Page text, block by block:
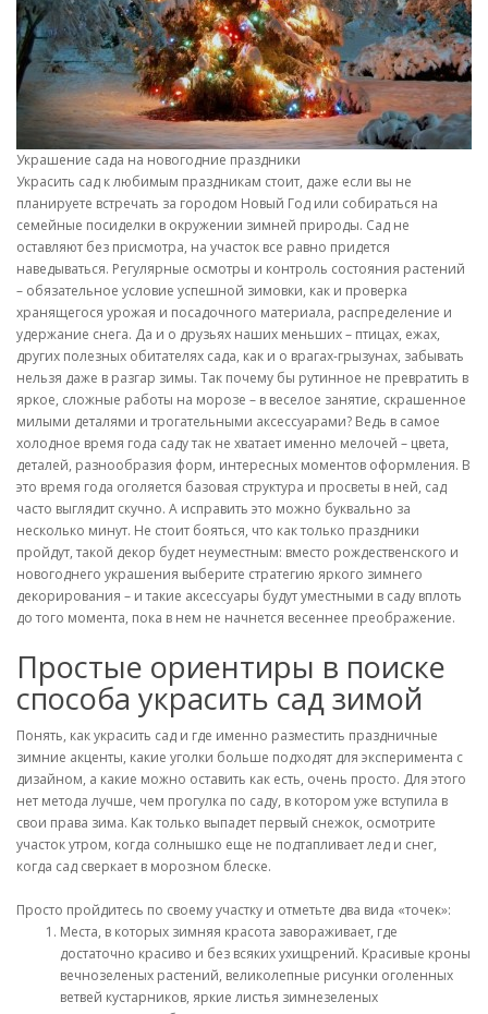
Украшение сада на новогодние праздники
Украсить сад к любимым праздникам стоит, даже если вы не
планируете встречать за городом Новый Год или собираться на
семейные посиделки в окружении зимней природы. Сад не
оставляют без присмотра, на участок все равно придется
наведываться. Регулярные осмотры и контроль состояния растений
– обязательное условие успешной зимовки, как и проверка
хранящегося урожая и посадочного материала, распределение и
удержание снега. Да и о друзьях наших меньших – птицах, ежах,
других полезных обитателях сада, как и о врагах-грызунах, забывать
нельзя даже в разгар зимы. Так почему бы рутинное не превратить в
яркое, сложные работы на морозе – в веселое занятие, скрашенное
милыми деталями и трогательными аксессуарами? Ведь в самое
холодное время года саду так не хватает именно мелочей – цвета,
деталей, разнообразия форм, интересных моментов оформления. В
это время года оголяется базовая структура и просветы в ней, сад
часто выглядит скучно. А исправить это можно буквально за
несколько минут. Не стоит бояться, что как только праздники
пройдут, такой декор будет неуместным: вместо рождественского и
новогоднего украшения выберите стратегию яркого зимнего
декорирования – и такие аксессуары будут уместными в саду вплоть
до того момента, пока в нем не начнется весеннее преображение.
Простые ориентиры в поиске
способа украсить сад зимой
Понять, как украсить сад и где именно разместить праздничные
зимние акценты, какие уголки больше подходят для эксперимента с
дизайном, а какие можно оставить как есть, очень просто. Для этого
нет метода лучше, чем прогулка по саду, в котором уже вступила в
свои права зима. Как только выпадет первый снежок, осмотрите
участок утром, когда солнышко еще не подтапливает лед и снег,
когда сад сверкает в морозном блеске.
Просто пройдитесь по своему участку и отметьте два вида «точек»:
Места, в которых зимняя красота завораживает, где
достаточно красиво и без всяких ухищрений. Красивые кроны
вечнозеленых растений, великолепные рисунки оголенных
ветвей кустарников, яркие листья зимнезеленых